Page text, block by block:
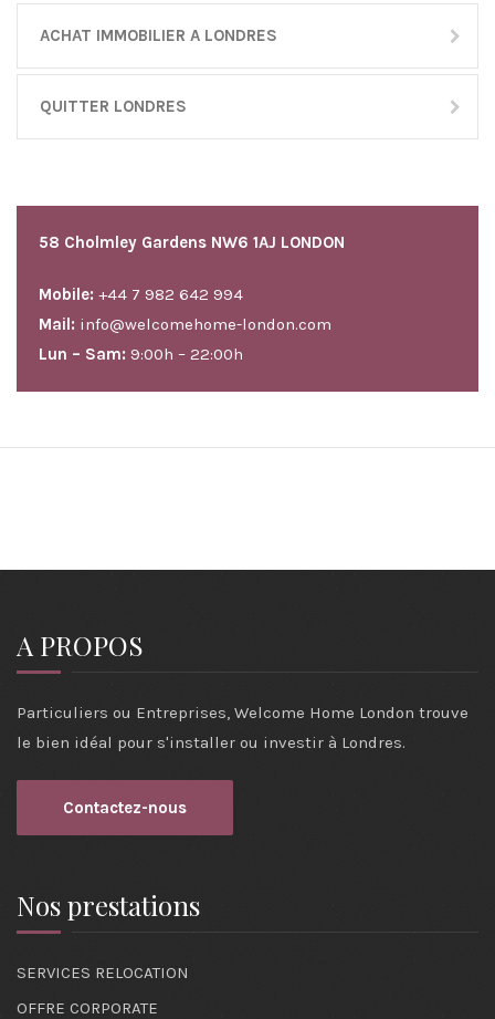
ACHAT IMMOBILIER A LONDRES
QUITTER LONDRES
58 Cholmley Gardens NW6 1AJ LONDON
Mobile: +44 7 982 642 994
Mail: info@welcomehome-london.com
Lun – Sam: 9:00h – 22:00h
A PROPOS
Particuliers ou Entreprises, Welcome Home London trouve
le bien idéal pour s'installer ou investir à Londres.
Contactez-nous
Nos prestations
SERVICES RELOCATION
OFFRE CORPORATE